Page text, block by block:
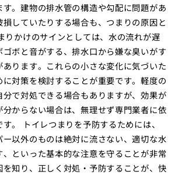
。建物の排水管の構造や勾配に問題があ
損していたりする場合も、つまりの原因と
りかけのサインとしては、水の流れが遅
ゴボと音がする、排水口から嫌な臭いがす
ります。これらの小さな変化に気づいた
に対策を検討することが重要です。軽度の
分で対処できる場合もありますが、効果が
分からない場合は、無理せず専門業者に依
。 トイレつまりを予防するためには、
ー以外のものは絶対に流さない、適切な水
といった基本的な注意を守ることが非常
を知り、正しく対処・予防することが、快